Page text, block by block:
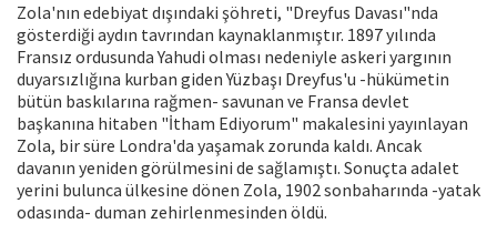
Zola'nın edebiyat dışındaki şöhreti, "Dreyfus Davası"nda
gösterdiği aydın tavrından kaynaklanmıştır. 1897 yılında
Fransız ordusunda Yahudi olması nedeniyle askeri yargının
duyarsızlığına kurban giden Yüzbaşı Dreyfus'u -hükümetin
bütün baskılarına rağmen- savunan ve Fransa devlet
başkanına hitaben "İtham Ediyorum" makalesini yayınlayan
Zola, bir süre Londra'da yaşamak zorunda kaldı. Ancak
davanın yeniden görülmesini de sağlamıştı. Sonuçta adalet
yerini bulunca ülkesine dönen Zola, 1902 sonbaharında -yatak
odasında- duman zehirlenmesinden öldü.